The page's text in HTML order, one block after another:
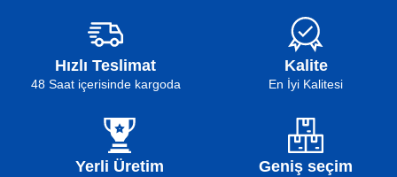
Hızlı Teslimat
48 Saat içerisinde kargoda
Kalite
En İyi Kalitesi
Yerli Üretim Geniş seçim